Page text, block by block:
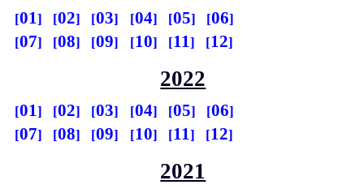
01 02 03 04 05
06
07
08 09 10 11 12
2022
01 02 03 04 05
06
07
08 09 10 11 12
2021